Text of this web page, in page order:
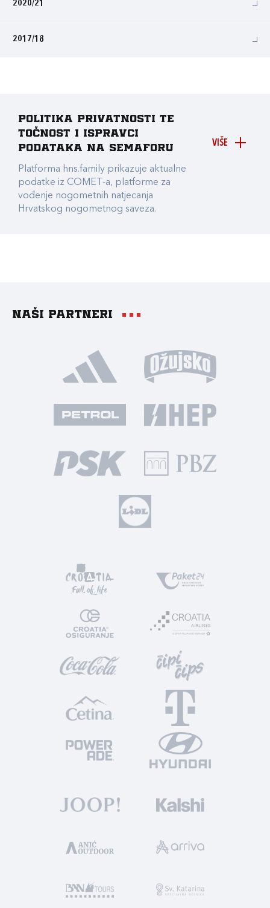
2020/21
2017/18
VIŠE
Politika privatnosti te
točnost i ispravci
podataka na Semaforu
Platforma hns.family prikazuje aktualne
podatke iz COMET-a, platforme za
vođenje nogometnih natjecanja
Hrvatskog nogometnog saveza.
Naši partneri